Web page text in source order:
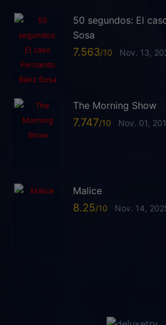
50 segundos: El
Sosa
7.563 Nov. 13,
The Morning Show
7.747 Nov. 01,
Malice
8.25 Nov. 14,